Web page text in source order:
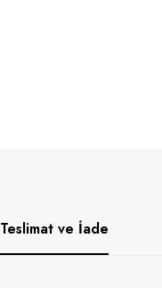
Teslimat ve İade